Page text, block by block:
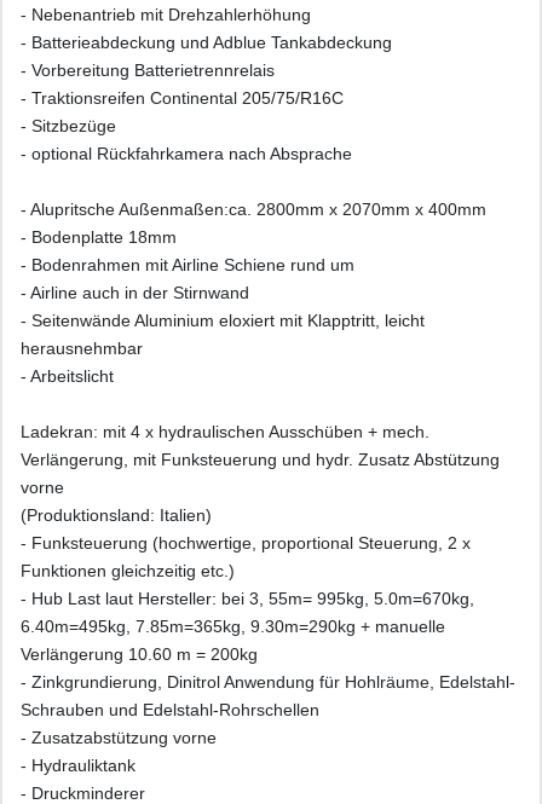
- Nebenantrieb mit Drehzahlerhöhung
- Batterieabdeckung und Adblue Tankabdeckung
- Vorbereitung Batterietrennrelais
- Traktionsreifen Continental 205/75/R16C
- Sitzbezüge
- optional Rückfahrkamera nach Absprache
- Alupritsche Außenmaßen:ca. 2800mm x 2070mm x 400mm
- Bodenplatte 18mm
- Bodenrahmen mit Airline Schiene rund um
- Airline auch in der Stirnwand
- Seitenwände Aluminium eloxiert mit Klapptritt, leicht
herausnehmbar
- Arbeitslicht
Ladekran: mit 4 x hydraulischen Ausschüben + mech.
Verlängerung, mit Funksteuerung und hydr. Zusatz Abstützung
vorne
(Produktionsland: Italien)
- Funksteuerung (hochwertige, proportional Steuerung, 2 x
Funktionen gleichzeitig etc.)
- Hub Last laut Hersteller: bei 3, 55m= 995kg, 5.0m=670kg,
6.40m=495kg, 7.85m=365kg, 9.30m=290kg + manuelle
Verlängerung 10.60 m = 200kg
- Zinkgrundierung, Dinitrol Anwendung für Hohlräume, Edelstahl-
Schrauben und Edelstahl-Rohrschellen
- Zusatzabstützung vorne
- Hydrauliktank
- Druckminderer